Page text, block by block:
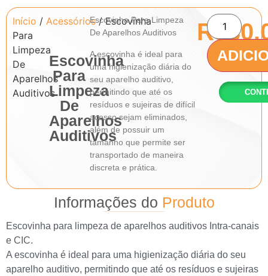
Início / Acessórios/ Escovinha
Para
Limpeza
De
Aparelhos
Auditivos
Escovinha
Para
Limpeza
De
Aparelhos
Auditivos
Escovinha Para Limpeza
De Aparelhos Auditivos
A escovinha é ideal para
uma higienização diária do
seu aparelho auditivo,
permitindo que até os
resíduos e sujeiras de difícil
acesso sejam eliminados,
além de possuir um
tamanho que permite ser
transportado de maneira
discreta e prática.
R$
Informações do Produto
Escovinha para limpeza de aparelhos auditivos Intra-canais
e CIC.
A escovinha é ideal para uma higienização diária do seu
aparelho auditivo, permitindo que até os resíduos e sujeiras